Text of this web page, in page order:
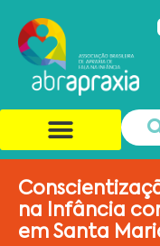
na Infância
em Santa